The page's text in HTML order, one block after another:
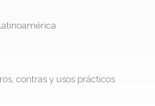
contras y usos prácticos